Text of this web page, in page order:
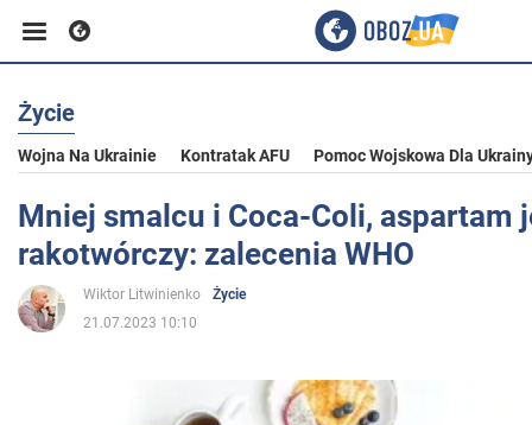
Biznes
Sport
Rozrywka
Życie
Wojna Na Ukrainie Kontratak AFU Pomoc Wojskowa Dla
Mniej smalcu i Coca-Coli, aspartam
rakotwórczy: zalecenia WHO
Wiktor Litwinienko
Życie
21.07.2023 10:10